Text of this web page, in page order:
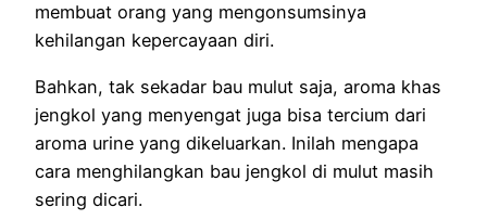
membuat orang yang mengonsumsinya
kehilangan kepercayaan diri.
Bahkan, tak sekadar bau mulut saja, aroma khas
jengkol yang menyengat juga bisa tercium dari
aroma urine yang dikeluarkan. Inilah mengapa
cara menghilangkan bau jengkol di mulut masih
sering dicari.